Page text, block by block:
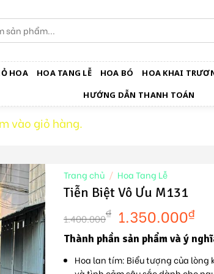
HOA HOA TANG LỄ HOA BÓ HOA KHAI
HƯỚNG DẪN THANH TOÁN
vào giỏ hàng.
Trang chủ / Hoa Tang Lễ
Tiễn Biệt Vô Ưu M131
1.400.000₫ 1.350.000₫
Thành phần sản phẩm và ý
Hoa lan tím: Biểu tượng của